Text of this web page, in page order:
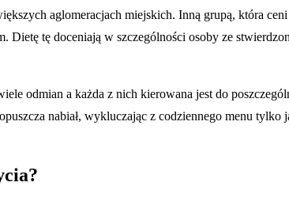
aglomeracjach miejskich. Inną grupą, która
tę doceniają w szczególności osoby ze
odmian a każda z nich kierowana jest do
nabiał, wykluczając z codziennego menu